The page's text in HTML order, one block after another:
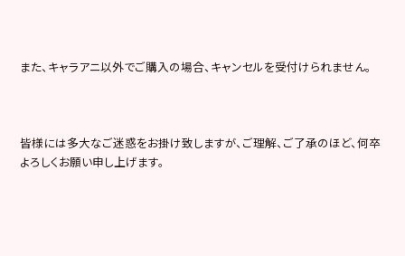
また、キャラアニ以外でご購入の場合、キャンセルを受付けられません。
皆様には多大なご迷惑をお掛け致しますが、ご理解、ご了承のほど、何卒
よろしくお願い申し上げます。